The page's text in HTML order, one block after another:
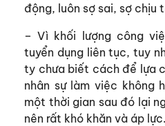
động, luôn sợ sai, sợ chịu
– Vì khối lượng công
tuyển dụng liên tục, tuy
ty chưa biết cách để lựa
nhân sự làm việc không
một thời gian sau đó lại
nên rất khó khăn và áp lực.